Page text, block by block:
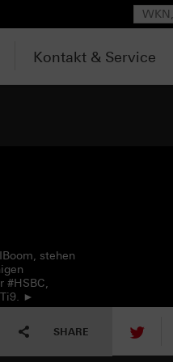
Suche
Kontakt & Service
stehen
#HSBC,
►
SHARE tweet